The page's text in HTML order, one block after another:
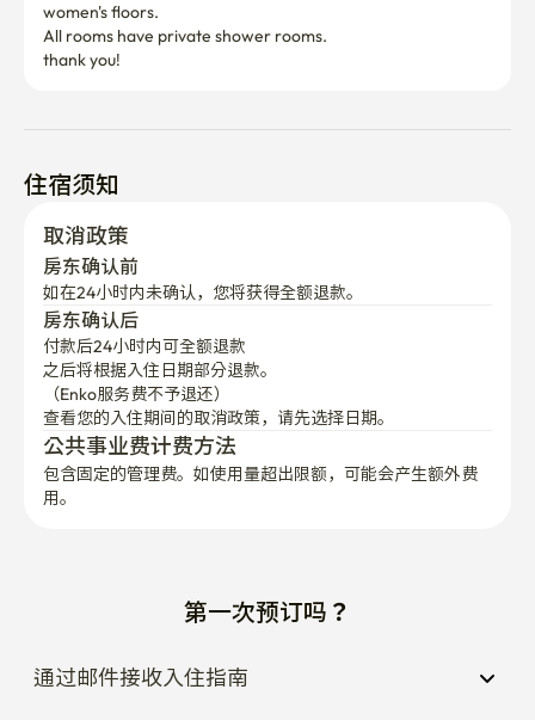
women's floors.
All rooms have private shower rooms.
thank you!
住宿须知
取消政策
房东确认前
如在24小时内未确认，您将获得全额退款。
房东确认后
付款后24小时内可全额退款
之后将根据入住日期部分退款。
（Enko服务费不予退还）
查看您的入住期间的取消政策，请先选择日期。
公共事业费计费方法
包含固定的管理费。如使用量超出限额，可能会产生额外费
用。
第一次预订吗？
通过邮件接收入住指南